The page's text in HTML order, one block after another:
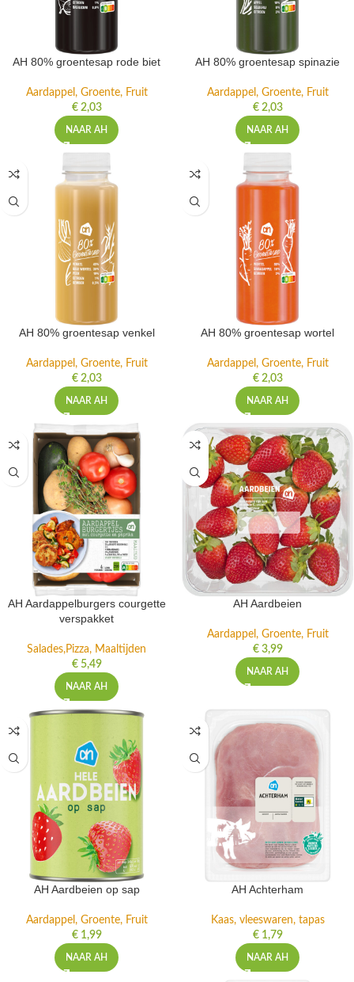
AH 80% groentesap rode biet
Aardappel, Groente, Fruit
€2,03
NAAR AH
AH 80% groentesap spinazie
Aardappel, Groente, Fruit
€2,03
NAAR AH
AH 80% groentesap venkel
Aardappel, Groente, Fruit
€2,03
NAAR AH
AH 80% groentesap wortel
Aardappel, Groente, Fruit
€2,03
NAAR AH
AH Aardappelburgers courgette
verspakket
Salades,Pizza, Maaltijden
€5,49
NAAR AH
AH Aardbeien
Aardappel, Groente, Fruit
€3,99
NAAR AH
AH Aardbeien op sap
Aardappel, Groente, Fruit
€1,99
NAAR AH
AH Achterham
Kaas, vleeswaren, tapas
€1,79
NAAR AH